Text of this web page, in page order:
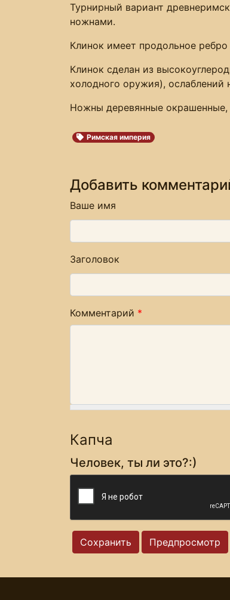
Турнирный вариант
ножнами.
Клинок имеет продольное
Клинок сделан из
холодного оружия), ослаблений
Ножны деревянные
Римская империя
Добавить
Ваше имя
Заголовок
Комментарий *
Капча
Человек, ты ли это?:)